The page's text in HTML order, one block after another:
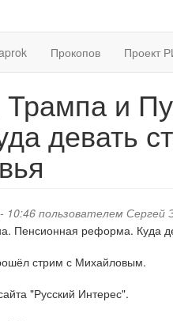
Прокопов Проект
и
девать
10:46 пользователем Сергей
стрим с Михайловым.
"Русский Интерес".